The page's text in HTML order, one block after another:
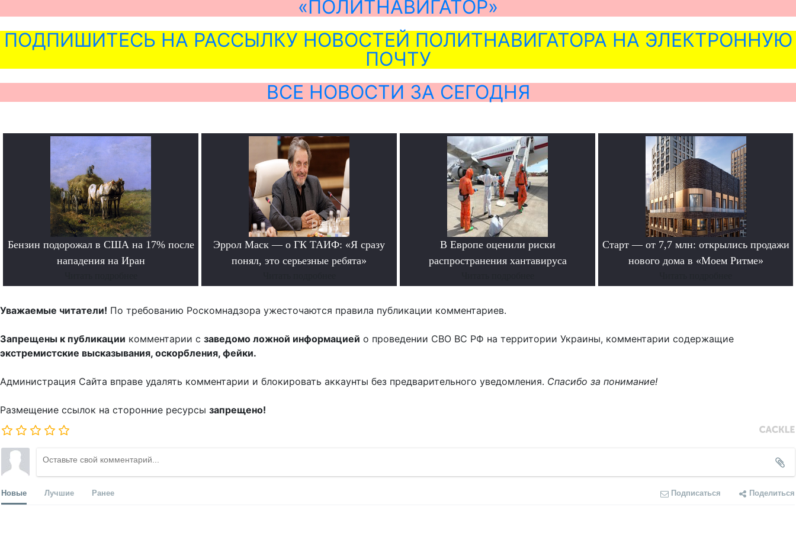
«ПОЛИТНАВИГАТОР»
ПОДПИШИТЕСЬ НА РАССЫЛКУ НОВОСТЕЙ ПОЛИТНАВИГАТОРА НА ЭЛЕКТРОННУЮ
ПОЧТУ
ВСЕ НОВОСТИ ЗА СЕГОДНЯ
Бензин подорожал в США на 17% после
нападения на Иран
Эррол Маск — о ГК ТАИФ: «Я сразу
понял, это серьезные ребята»
В Европе оценили риски
распространения хантавируса
Старт — от 7,7 млн: открылись продажи
нового дома в «Моем Ритме»
Уважаемые читатели! По требованию Роскомнадзора ужесточаются правила публикации комментариев.
Запрещены к публикации комментарии с заведомо ложной информацией о проведении СВО ВС РФ на территории Украины, комментарии содержащие
экстремистские высказывания, оскорбления, фейки.
Администрация Сайта вправе удалять комментарии и блокировать аккаунты без предварительного уведомления. Спасибо за понимание!
Размещение ссылок на сторонние ресурсы запрещено!
Новые Лучшие Ранее Подписаться Поделиться